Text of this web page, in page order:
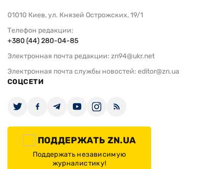
01010 Киев, ул. Князей Острожских, 19/1
Телефон редакции:
+380 (44) 280-04-85
Электронная почта редакции: zn94@ukr.net
Электронная почта службы новостей: editor@zn.ua
СОЦСЕТИ
ПОДДЕРЖАТЬ ZN.UA
Поддержать независимую
журналистику!